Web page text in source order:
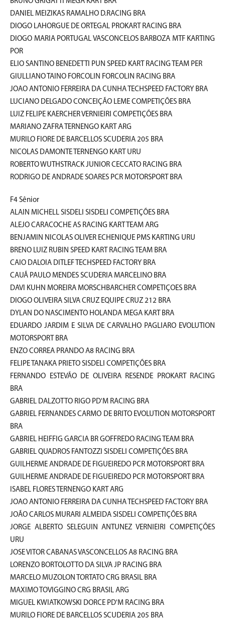
DANIEL MEIZIKAS RAMALHO D.RACING BRA
DIOGO LAHORGUE DE ORTEGAL PROKART RACING BRA
DIOGO MARIA PORTUGAL VASCONCELOS BARBOZA MTF KARTING
POR
ELIO SANTINO BENEDETTI PUN SPEED KART RACING TEAM PER
GIULLIANO TAINO FORCOLIN FORCOLIN RACING BRA
JOAO ANTONIO FERREIRA DA CUNHA TECHSPEED FACTORY BRA
LUCIANO DELGADO CONCEIÇÃO LEME COMPETIÇÕES BRA
LUIZ FELIPE KAERCHER VERNIEIRI COMPETIÇÕES BRA
MARIANO ZAFRA TERNENGO KART ARG
MURILO FIORE DE BARCELLOS SCUDERIA 205 BRA
NICOLAS DAMONTE TERNENGO KART URU
ROBERTO WUTHSTRACK JUNIOR CECCATO RACING BRA
RODRIGO DE ANDRADE SOARES PCR MOTORSPORT BRA
F4 Sênior
ALAIN MICHELL SISDELI SISDELI COMPETIÇÕES BRA
ALEJO CARACOCHE AS RACING KART TEAM ARG
BENJAMIN NICOLAS OLIVER ECHENIQUE PMS KARTING URU
BRENO LUIZ RUBIN SPEED KART RACING TEAM BRA
CAIO DALOIA DITLEF TECHSPEED FACTORY BRA
CAUÃ PAULO MENDES SCUDERIA MARCELINO BRA
DAVI KUHN MOREIRA MORSCHBARCHER COMPETIÇOES BRA
DIOGO OLIVEIRA SILVA CRUZ EQUIPE CRUZ 212 BRA
DYLAN DO NASCIMENTO HOLANDA MEGA KART BRA
EDUARDO JARDIM E SILVA DE CARVALHO PAGLIARO EVOLUTION
MOTORSPORT BRA
ENZO CORREA PRANDO A8 RACING BRA
FELIPE TANAKA PRIETO SISDELI COMPETIÇÕES BRA
FERNANDO ESTEVÃO DE OLIVEIRA RESENDE PROKART RACING
BRA
GABRIEL DALZOTTO RIGO PD'M RACING BRA
GABRIEL FERNANDES CARMO DE BRITO EVOLUTION MOTORSPORT
BRA
GABRIEL HEIFFIG GARCIA BR GOFFREDO RACING TEAM BRA
GABRIEL QUADROS FANTOZZI SISDELI COMPETIÇÕES BRA
GUILHERME ANDRADE DE FIGUEIREDO PCR MOTORSPORT BRA
GUILHERME ANDRADE DE FIGUEIREDO PCR MOTORSPORT BRA
ISABEL FLORES TERNENGO KART ARG
JOAO ANTONIO FERREIRA DA CUNHA TECHSPEED FACTORY BRA
JOÃO CARLOS MURARI ALMEIDA SISDELI COMPETIÇÕES BRA
JORGE ALBERTO SELEGUIN ANTUNEZ VERNIEIRI COMPETIÇÕES
URU
JOSE VITOR CABANAS VASCONCELLOS A8 RACING BRA
LORENZO BORTOLOTTO DA SILVA JP RACING BRA
MARCELO MUZOLON TORTATO CRG BRASIL BRA
MAXIMO TOVIGGINO CRG BRASIL ARG
MIGUEL KWIATKOWSKI DORCE PD'M RACING BRA
MURILO FIORE DE BARCELLOS SCUDERIA 205 BRA